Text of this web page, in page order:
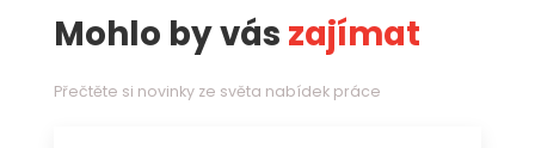
Mohlo by vás zajímat
Přečtěte si novinky ze světa nabídek práce